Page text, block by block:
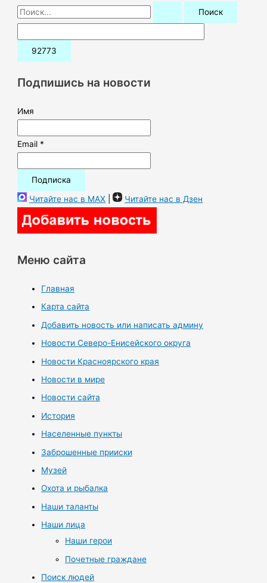
П
о
и
:Подпишись на новости
Имя
Email *
Читайте нас в MAX | Читайте нас в Дзен
Меню сайта
Главная
Карта сайта
Добавить новость или написать админу
Новости Северо-Енисейского округа
Новости Красноярского края
Новости в мире
Новости сайта
История
Населенные пункты
Заброшенные прииски
Музей
Охота и рыбалка
Наши таланты
Наши лица
Наши герои
Почетные граждане
Поиск людей